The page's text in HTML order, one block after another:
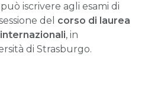
iscrivere agli esami di
del corso di laurea
, in
di Strasburgo.